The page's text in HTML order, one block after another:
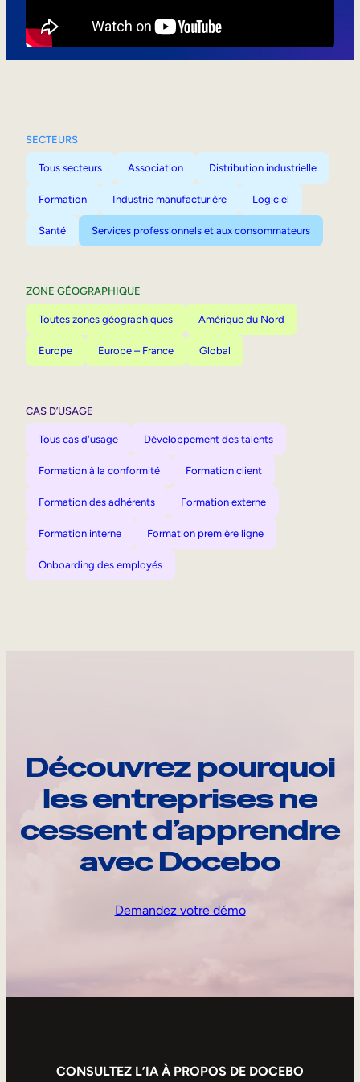
SECTEURS
Tous secteurs Association Distribution industrielle
Formation Industrie manufacturière Logiciel
Santé Services professionnels et aux consommateurs
ZONE GÉOGRAPHIQUE
Toutes zones géographiques Amérique du Nord
Europe Europe – France Global
CAS D’USAGE
Tous cas d'usage Développement des talents
Formation à la conformité Formation client
Formation des adhérents Formation externe
Formation interne Formation première ligne
Onboarding des employés
Découvrez pourquoi
les entreprises ne
cessent d’apprendre
avec Docebo
Demandez votre démo
CONSULTEZ L’IA À PROPOS DE DOCEBO